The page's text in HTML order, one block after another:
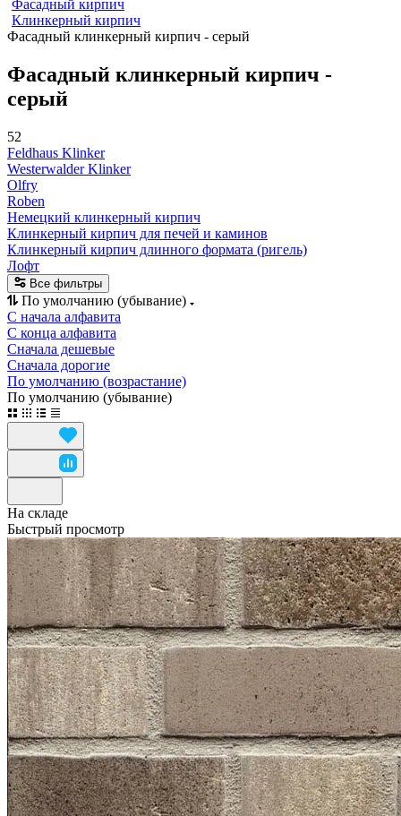
Фасадный кирпич
Клинкерный кирпич
Фасадный клинкерный кирпич - серый
Фасадный клинкерный кирпич -
серый
52
Feldhaus Klinker
Westerwalder Klinker
Olfry
Roben
Немецкий клинкерный кирпич
Клинкерный кирпич для печей и каминов
Клинкерный кирпич длинного формата (ригель)
Лофт
Все фильтры
По умолчанию (убывание)
С начала алфавита
С конца алфавита
Сначала дешевые
Сначала дорогие
По умолчанию (возрастание)
По умолчанию (убывание)
На складе
Быстрый просмотр